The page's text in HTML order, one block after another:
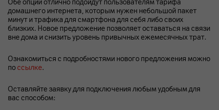
Обе опции отлично подойдут пользователям тарифа
домашнего интернета, которым нужен небольшой пакет
минут и трафика для смартфона для себя либо своих
близких. Новое предложение позволяет оставаться на связи
вне дома и снизить уровень привычных ежемесячных трат.
Ознакомиться с подробностями нового предложения можно
поссылке.
Оставляйте заявку для подключения любым удобным для
вас способом: